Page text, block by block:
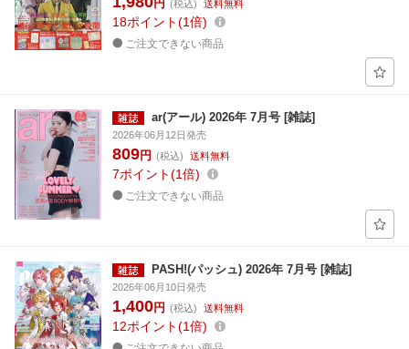
円 (税込) 送料無料
18ポイント 1倍
ご注文できない商品
ar(アール) 2026年 7月号 [雑誌]
2026年06月12日発売
809円 (税込) 送料無料
7ポイント 1倍
ご注文できない商品
PASH!(パッシュ) 2026年 7月号 [雑誌]
2026年06月10日発売
1,400円 (税込) 送料無料
12ポイント 1倍